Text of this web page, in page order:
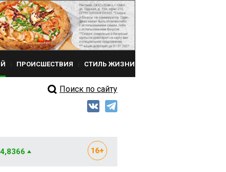
ПРОИСШЕСТВИЯ СТИЛЬ ЖИЗНИ
Поиск по сайту